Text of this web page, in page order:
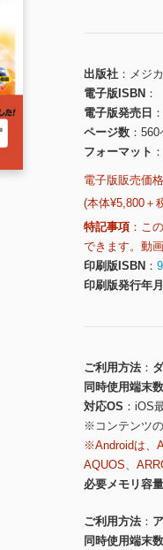
出版社
メジ
電子版ISBN
電子版発売日
ページ数
560
フォーマット
電子版販売価格
(本体¥5,800＋
特記事項
こ
できます。動
印刷版ISBN
印刷版発行年月
ご利用方法
同時使用端末数
対応OS
iOS
※コンテンツ
※Androidは、
AQUOS、
必要メモリ容量
ご利用方法
同時使用端末数